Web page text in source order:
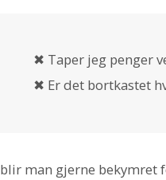
✖ Taper jeg penger
✖ Er det bortkastet
blir man gjerne bekymret